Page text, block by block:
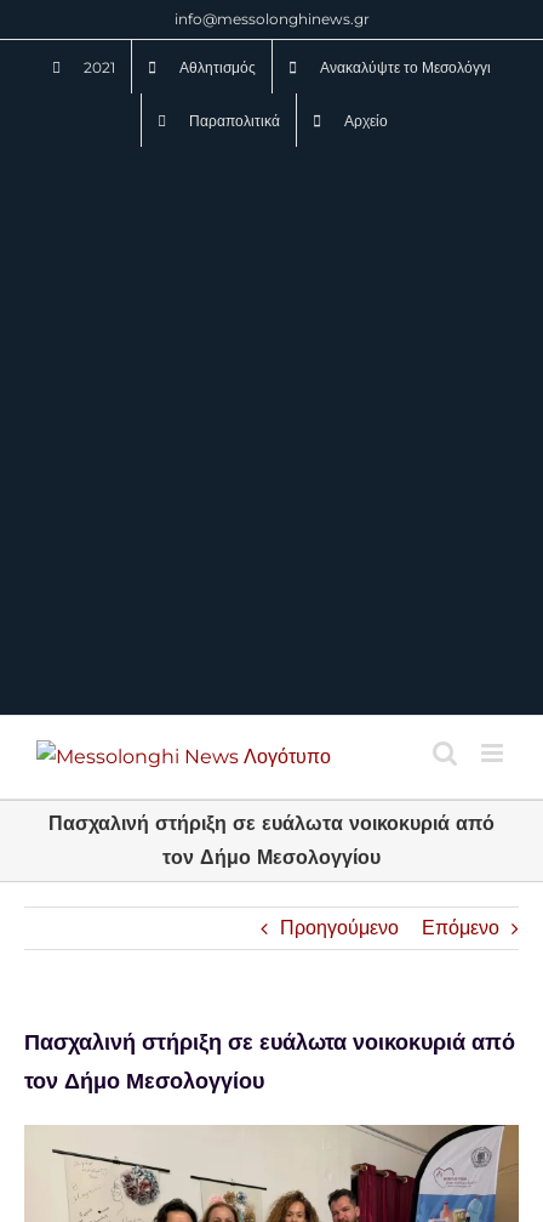
info@messolonghinews.gr
2021 Αθλητισμός Ανακαλύψτε το Μεσολόγγι
Παραπολιτικά Αρχείο
Πασχαλινή στήριξη σε ευάλωτα νοικοκυριά από
τον Δήμο Μεσολογγίου
Προηγούμενο Επόμενο
Πασχαλινή στήριξη σε ευάλωτα νοικοκυριά από
τον Δήμο Μεσολογγίου
μεγαλύτερης
εικόνας